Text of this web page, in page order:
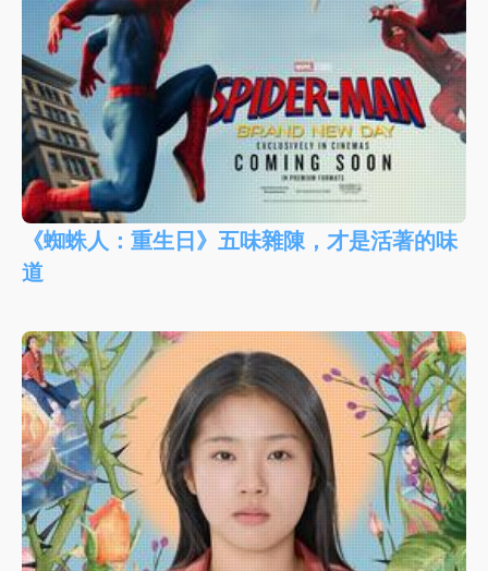
《蜘蛛人：重生日》五味雜陳，才是活著的味
道